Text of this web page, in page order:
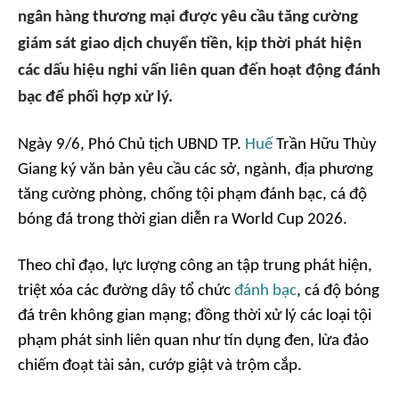
ngân hàng thương mại được yêu cầu tăng cường
giám sát giao dịch chuyển tiền, kịp thời phát hiện
các dấu hiệu nghi vấn liên quan đến hoạt động đánh
bạc để phối hợp xử lý.
Ngày 9/6, Phó Chủ tịch UBND TP. Huế Trần Hữu Thùy
Giang ký văn bản yêu cầu các sở, ngành, địa phương
tăng cường phòng, chống tội phạm đánh bạc, cá độ
bóng đá trong thời gian diễn ra World Cup 2026.
Theo chỉ đạo, lực lượng công an tập trung phát hiện,
triệt xóa các đường dây tổ chức đánh bạc, cá độ bóng
đá trên không gian mạng; đồng thời xử lý các loại tội
phạm phát sinh liên quan như tín dụng đen, lừa đảo
chiếm đoạt tài sản, cướp giật và trộm cắp.